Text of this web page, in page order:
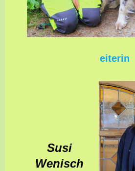
eiterin
Susi
Wenisch